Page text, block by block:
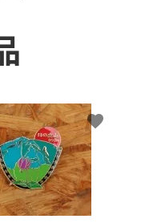
favorite